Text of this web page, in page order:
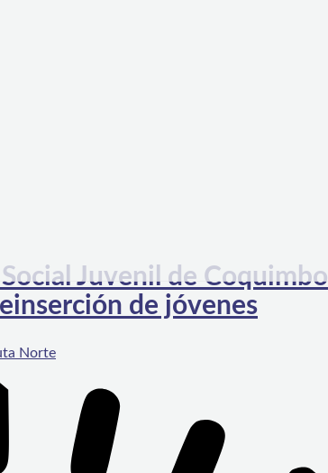
Juvenil de Coquimbo
de jóvenes
Norte